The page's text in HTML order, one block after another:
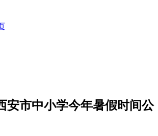
安市中小学今年暑假时间公